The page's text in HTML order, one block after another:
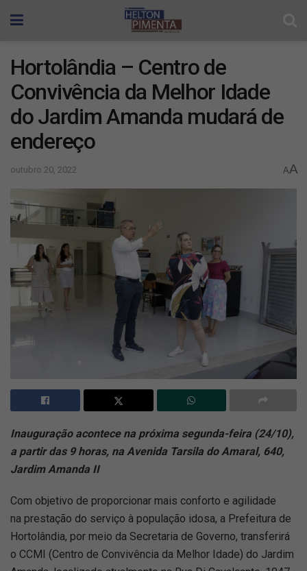
Hortolândia – Centro de
Convivência da Melhor Idade
do Jardim Amanda mudará de
endereço
outubro 20, 2022 AA
Inauguração acontece na próxima segunda-feira (24/10),
a partir das 9 horas, na Avenida Tarsila do Amaral, 640,
Jardim Amanda II
Com objetivo de proporcionar mais conforto e agilidade
na prestação do serviço à população idosa, a Prefeitura de
Hortolândia, por meio da Secretaria de Governo, transferirá
o CCMI (Centro de Convivência da Melhor Idade) do Jardim